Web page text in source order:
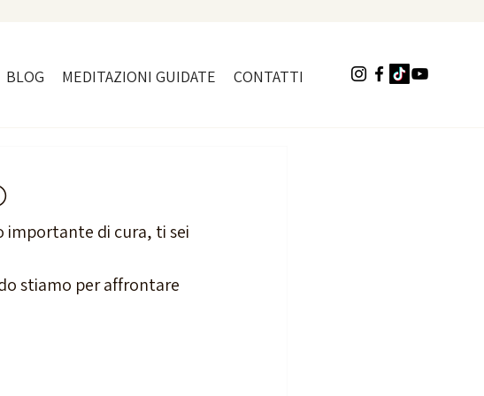
BLOG MEDITAZIONI GUIDATE CONTATTI
importante di cura, ti sei
stiamo per affrontare